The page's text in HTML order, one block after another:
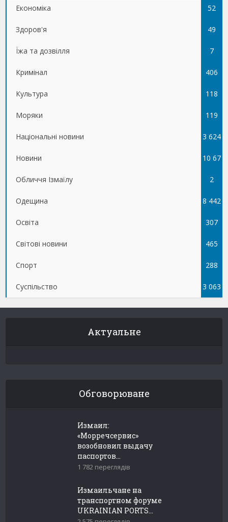
Економіка 52
Здоров'я 49
Їжа та дозвілля 7
Кримінал 406
Культура 118
Моряки 119
Національні новини 3 624
Новини 10 67
5
Обличчя Ізмаїлу 2
Одещина 8 442
Освіта 307
Світові новини 465
Спорт 288
Суспільство 3 063
Актуальне
Обговорюване
Измаил:
«Морречсервис»
возобновил выдачу
паспортов...
1 782 переглядів
Измаильчане на
транспортном форуме
UKRAINIAN PORTS...